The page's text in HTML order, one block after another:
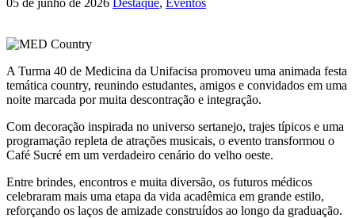
05 de junho de 2026 Destaque, Eventos
A Turma 40 de Medicina da Unifacisa promoveu uma animada festa
temática country, reunindo estudantes, amigos e convidados em uma
noite marcada por muita descontração e integração.
Com decoração inspirada no universo sertanejo, trajes típicos e uma
programação repleta de atrações musicais, o evento transformou o
Café Sucré em um verdadeiro cenário do velho oeste.
Entre brindes, encontros e muita diversão, os futuros médicos
celebraram mais uma etapa da vida acadêmica em grande estilo,
reforçando os laços de amizade construídos ao longo da graduação.